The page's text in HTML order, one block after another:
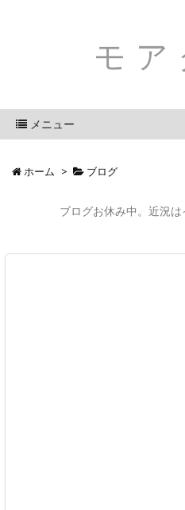
モア
メニュー
ホーム > ブログ
ブログお休み中。近況